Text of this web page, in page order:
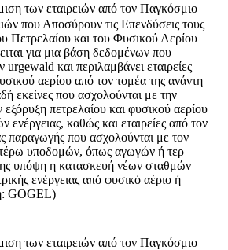
των εταιρειών από τον Παγκόσμιο
που Αποσύρουν τις Επενδύσεις τους
Πετρελαίου και του Φυσικού Αερίου
για μια βάση δεδομένων που
urgewald και περιλαμβάνει εταιρείες
αερίου από τον τομέα της ανάντη
εκείνες που ασχολούνται με την
πετρελαίου και φυσικού αερίου
καθώς και εταιρείες από τον
παραγωγής που ασχολούνται με τον
υποδομών, όπως αγωγών ή τερ
υπόψη η κατασκευή νέων σταθμών
ενέργειας από φυσικό αέριο ή
GOGEL)
των εταιρειών από τον Παγκόσμιο